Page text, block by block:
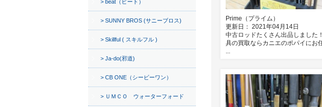
Prime（プライム）
更新日： 2021年04月14日
中古ロッドたくさん出品しました
具の買取ならカニエのポパイにお
...
beat（ビート）
SUNNY BROS (サニーブロス)
Skillful ( スキルフル )
Ja-do(邪道)
CB ONE（シービーワン）
ＵＭＣＯ ウォーターフォード